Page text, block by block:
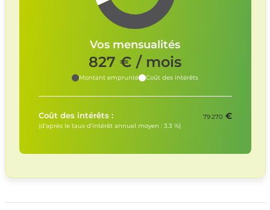
Vos mensualités
827 € / mois
Montant emprunté Coût des intérêts
Coût des intérêts : 79 270 €
(d’après le taux d’intérêt annuel moyen : 3.3 %)